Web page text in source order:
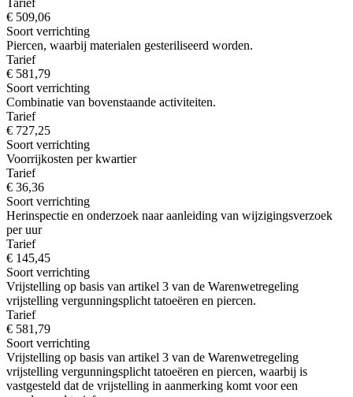
€ 509,06
Soort verrichting
Piercen, waarbij materialen gesteriliseerd worden.
Tarief
€ 581,79
Soort verrichting
Combinatie van bovenstaande activiteiten.
Tarief
€ 727,25
Soort verrichting
Voorrijkosten per kwartier
Tarief
€ 36,36
Soort verrichting
Herinspectie en onderzoek naar aanleiding van wijzigingsverzoek
per uur
Tarief
€ 145,45
Soort verrichting
Vrijstelling op basis van artikel 3 van de Warenwetregeling
vrijstelling vergunningsplicht tatoeëren en piercen.
Tarief
€ 581,79
Soort verrichting
Vrijstelling op basis van artikel 3 van de Warenwetregeling
vrijstelling vergunningsplicht tatoeëren en piercen, waarbij is
vastgesteld dat de vrijstelling in aanmerking komt voor een